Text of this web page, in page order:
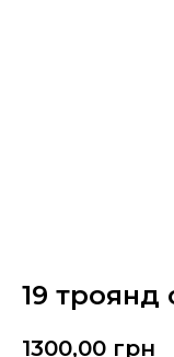
19 троянд
1300,00 грн